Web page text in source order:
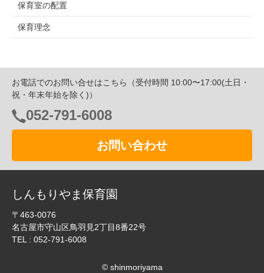
保育室の配置
保育理念
お知らせ
施設概要
検索
リンク集
お電話でのお問い合せはこちら（受付時間 10:00〜17:00(土日・
祝・年末年始を除く)）
052-791-6008
お問い合わせ
しんもりやま保育園
〒463-0076
名古屋市守山区鳥羽見2丁目8番22号
TEL : 052-791-6008
© shinmoriyama